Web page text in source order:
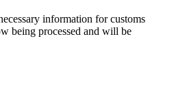
information for customs
being processed and will be